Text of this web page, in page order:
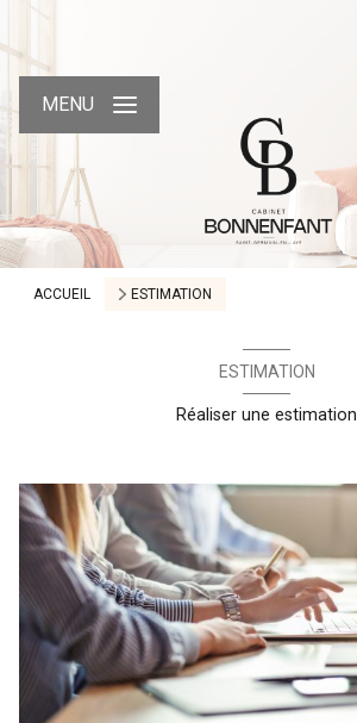
MENU
ACCUEIL ESTIMATION
ESTIMATION
Réaliser une estimation